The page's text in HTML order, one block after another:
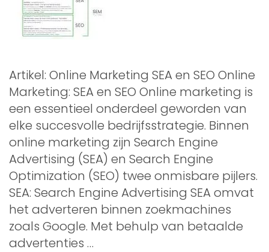
Artikel: Online Marketing SEA en SEO Online
Marketing: SEA en SEO Online marketing is
een essentieel onderdeel geworden van
elke succesvolle bedrijfsstrategie. Binnen
online marketing zijn Search Engine
Advertising (SEA) en Search Engine
Optimization (SEO) twee onmisbare pijlers.
SEA: Search Engine Advertising SEA omvat
het adverteren binnen zoekmachines
zoals Google. Met behulp van betaalde
advertenties …